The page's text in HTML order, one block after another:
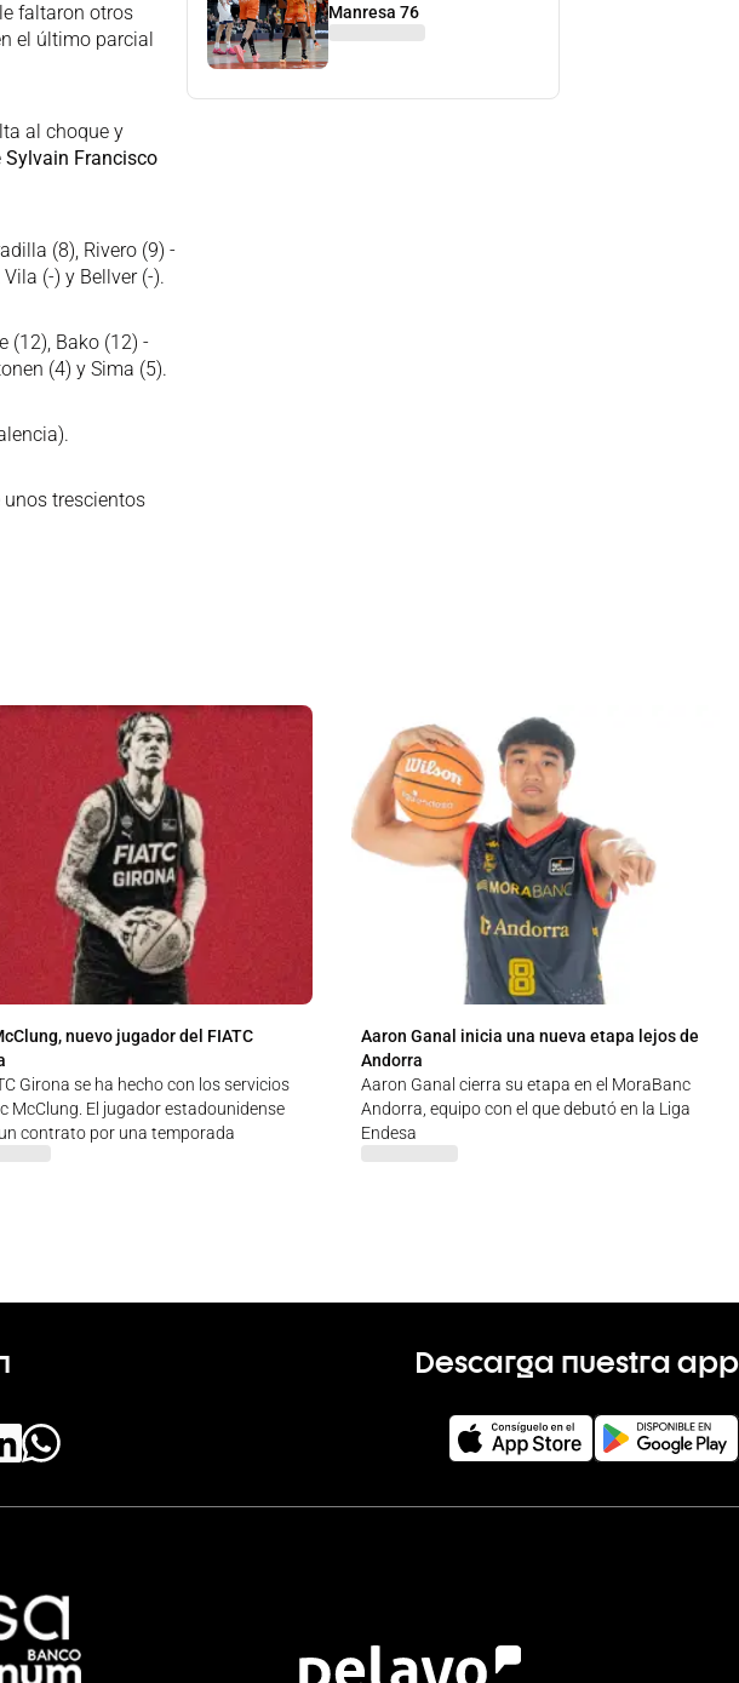
faltaron otros
el último parcial
al choque y
Sylvain Francisco
(8), Rivero (9) -
(-) y Bellver (-).
(12), Bako (12) -
(4) y Sima (5).
trescientos
Manresa 76
nuevo jugador del FIATC
Girona se ha hecho con los servicios
McClung. El jugador estadounidense
contrato por una temporada
Aaron Ganal inicia una nueva etapa lejos de
Andorra
Aaron Ganal cierra su etapa en el MoraBanc
Andorra, equipo con el que debutó en la Liga
Endesa
Descarga nuestra app